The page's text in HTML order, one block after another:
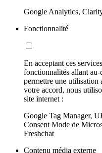
Google Analytics,
Fonctionnalité
En acceptant ces
fonctionnalités allant au-
permettre une utilisation
votre accord, nous
site internet :
Google Tag Manager,
Consent Mode de
Freshchat
Contenu média externe